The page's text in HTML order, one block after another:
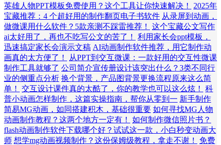
英雄人物PPT模板免费使用？这个工具让你快速解决！
2025年
宝藏推荐：4 个超好用的制作翻页电子书软件 从录屏到动画，
做微课用什么软件？5款亲测不踩雷推荐！
这个宝藏公文写作
ai太好用了，再也不吃写公文的苦了！
利用家长会ppt模板，
迅速搞定家长会演示文稿 AI动画制作软件推荐，用它制作动
画真的太方便了！
从PPT到交互微课：一款好用的交互性微课
制作工具就够了 公司简介宣传册设计该突出什么？3类不同行
业的侧重点分析 换个背景，产品图背景更换流程原来这么简
单！
交互设计课件真的太酷了，你的教学也可以这么炫！
科
普小动画怎样制作，这篇实操指南，帮你从零到一 新手制作
简易MG动画，如同搭建积木，基础很重要 如何寻找MG人物
动画制作教程？这两个地方一定有！
如何制作微信照片书？
flash动画制作软件下载哪个好？试试这一款，小白秒变动画大
师 想学mg动画视频制作？这份保姆级教程，拿走不谢！
免费